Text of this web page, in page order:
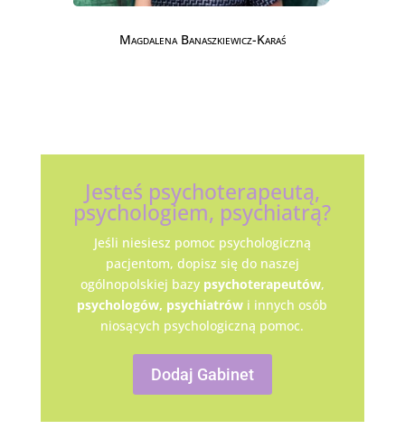
Magdalena Banaszkiewicz-Karaś
Jesteś psychoterapeutą,
psychologiem, psychiatrą?
Jeśli niesiesz pomoc psychologiczną
pacjentom, dopisz się do naszej
ogólnopolskiej bazy psychoterapeutów,
psychologów, psychiatrów i innych osób
niosących psychologiczną pomoc.
Dodaj Gabinet